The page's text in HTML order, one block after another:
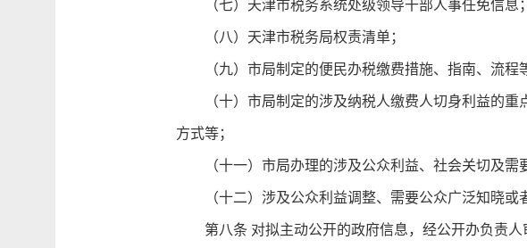
（七）天津市税务系统处级领导干部人事任免信息；
（八）天津市税务局权责清单；
（九）市局制定的便民办税缴费措施、指南、流程
（十）市局制定的涉及纳税人缴费人切身利益的重
方式等；
（十一）市局办理的涉及公众利益、社会关切及需
（十二）涉及公众利益调整、需要公众广泛知晓或
第八条 对拟主动公开的政府信息，经公开办负责人